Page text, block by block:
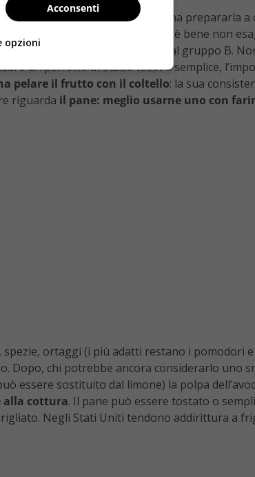
sana. Per questo vale la pena prepararla a
ne contiene circa 300, quindi è bene non
e di tutte quelle appartenenti al gruppo B.
un perfetto avocado toast è semplice,
pelare il frutto con il coltello: la sua
riguarda il pane: meglio usarne uno con
spezie, ortaggi (i più adatti restano i pomodori
Dopo, chi potrebbe ancora considerarlo uno
essere sostituito dal limone) la polpa
alla cottura. Il pane può essere tostato o
Negli Stati Uniti tendono addirittura a
Acconsenti
opzioni